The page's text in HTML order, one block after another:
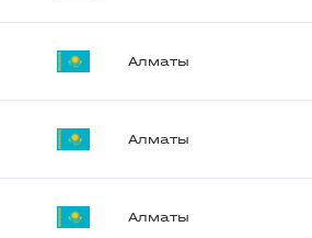
Алматы
Алматы
Алматы